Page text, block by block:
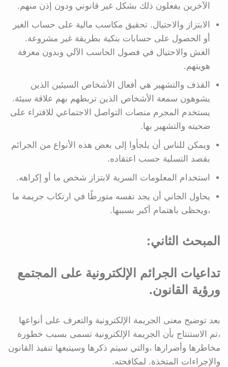
الآخرين يفعلون ذلك بشكل غير قانوني ودون إذن منهم.
الابتزاز والاحتيال. تحقيق مكاسب مالية على حساب الغير
أو الحصول على حسابات بنكية بطريقة غير مشروعة.
الغش والاحتيال في فصول الحاسب الآلي وبدون معرفة
هويتهم.
القذف والتشهير هي أفعال الأشخاص السيئين الذين
يشوهون سمعة الأشخاص الذين تربطهم بهم علاقة سيئة.
يستخدم المجرم منصات التواصل الاجتماعي للافتراء على
ضحيته والتشهير بها.
ويمكن للناس أن يلجأوا إلى بعض هذه الأنواع من الجرائم
بقصد التسلية حسب اعتقاده.
استخدام المعلومات السرية لابتزاز شخص ما أو إكراهه.
يحاول الجاني أن يجد نفسه متورطًا في ارتكاب جريمة ما
،ويحظى باهتمام أكبر بسببها.
المبحث الثاني:
تداعيات الجرائم الإلكترونية على المجتمع
ورؤية القانون.
بعد توضيح معنى الجريمة الإلكترونية والتعرف على أنواعها
،تم الاستنتاج بأن الجريمة الإلكترونية تسمى بسبب خطورة
مخاطرها وأضرارها ،والتي سيتم ذكرها وسيتبعها تنفيذ القانون
والإجراءات المتخذة. لمكافحته.